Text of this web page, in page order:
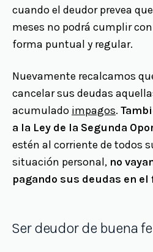
cuando el deudor prevea
meses no podrá cumplir
forma puntual y regular.
Nuevamente recalcamos
cancelar sus deudas
acumulado impagos.
a la Ley de la Segunda
estén al corriente de todos
situación personal, no
pagando sus deudas en
Ser deudor de buena fe